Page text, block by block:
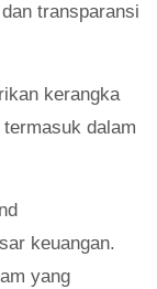
transparansi
kerangka
dalam
keuangan.
yang